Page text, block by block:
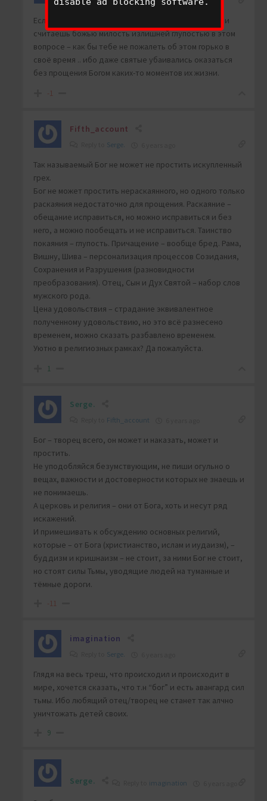
Если хочешь ответить в полной мере за дела свои и
считаешь божью милость излишней глупостью в этом
вопросе – как бы тебе не пожалеть об этом горько в
своё время .. ибо даже святые убаивались оказаться
без прощения Богом каких-то моментов их жизни.
-1
Fifth_account
Serge.
Так называемый Бог не может не простить искупленный
грех.
Бог не может простить нераскаянного, но одного только
раскаяния недостаточно для прощения. Раскаяние –
обещание исправиться, но можно исправиться и без
него, а можно пообещать и не исправиться. Таинство
покаяния – глупость. Причащение – вообще бред. Рама,
Вишну, Шива – персонализация процессов Созидания,
Сохранения и Разрушения (разновидности
преобразования). Отец, Сын и Дух Святой – набор слов
мужского рода.
Цена удовольствия – страдание эквивалентное
полученному удовольствию, но это всё разнесено
временем, можно сказать разбавлено временем.
Уютно в религиозных рамках? Да пожалуйста.
1
Serge.
Fifth_account
Бог – творец всего, он может и наказать, может и
простить.
Не уподобляйся безумствующим, не пиши огульно о
вещах, важности и достоверности которых не знаешь и
не понимаешь.
А церковь и религия – они от Бога, хоть и несут ряд
искажений.
И примешивать к обсуждению основных религий,
которые – от Бога (христианство, ислам и иудаизм), –
буддизм и кришнаизм – не стоит, за ними Бог не стоит,
но стоят силы Тьмы, уводящие людей на туманные и
тёмные дороги.
-11
imagination
Serge.
Глядя на весь треш, что происходил и происходит в
мире, хочется сказать, что т.н “бог” и есть авангард сил
тьмы. Ибо любящий отец/творец не станет так алчно
уничтожать детей своих.
9
Serge. imagination